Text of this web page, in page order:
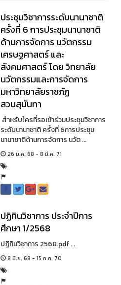
ประชุมวิชาการระดับนานาชาติ
ครั้งที่ 6 การประชุมนานาชาติ
ด้านการจัดการ นวัตกรรม
เศรษฐศาสตร์ และ
สังคมศาสตร์ โดย วิทยาลัย
นวัตกรรมและการจัดการ
มหาวิทยาลัยราชภัฏ
สวนสุนันทา
สำหรับใครที่รอเข้าร่วมประชุมวิชาการ
ระดับนานาชาติ ครั้งที่ 6การประชุม
นานาชาติด้านการจัดการ นวัต ...
26 ม.ค. 68 - 8 มี.ค. 71
ปฏิทินวิชาการ ประจำปีการ
ศึกษา 1/2568
ปฏิทินวิชาการ 2568.pdf ...
8 มิ.ย. 68 - 15 ก.ค. 70